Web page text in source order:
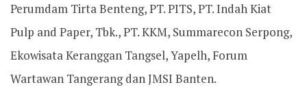
Perumdam Tirta Benteng, PT. PITS, PT. Indah Kiat
Pulp and Paper, Tbk., PT. KKM, Summarecon Serpong,
Ekowisata Keranggan Tangsel, Yapelh, Forum
Wartawan Tangerang dan JMSI Banten.